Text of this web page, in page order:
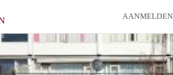
AANMELDEN